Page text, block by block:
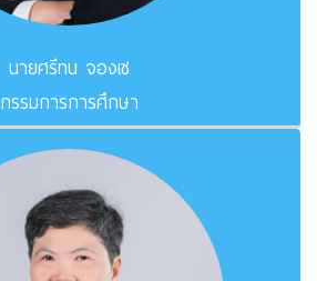
นายศรีทน จองเซ
กรรมการการศึกษา